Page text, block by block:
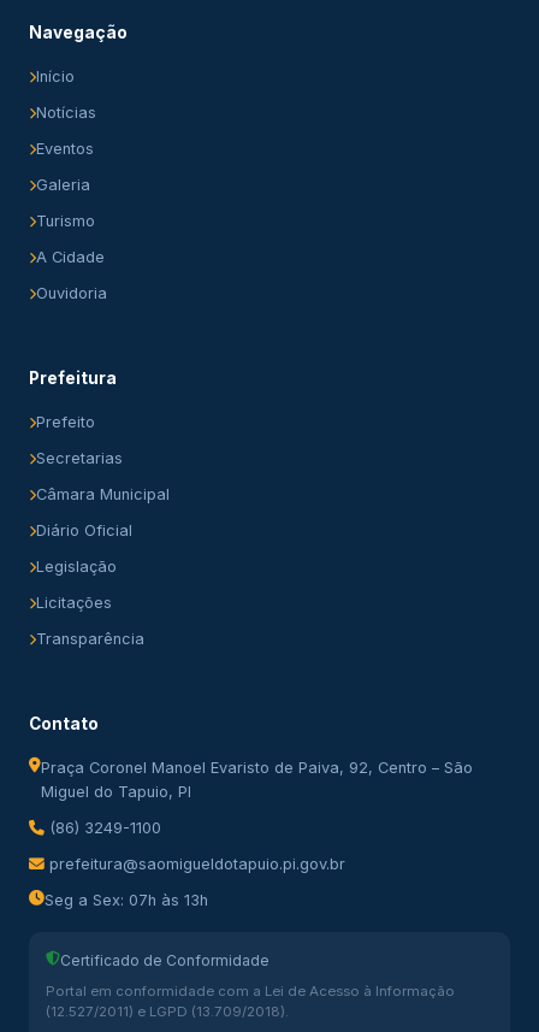
Navegação
Início
Notícias
Eventos
Galeria
Turismo
A Cidade
Ouvidoria
Prefeitura
Prefeito
Secretarias
Câmara Municipal
Diário Oficial
Legislação
Licitações
Transparência
Contato
Praça Coronel Manoel Evaristo de Paiva, 92, Centro – São
Miguel do Tapuio, PI
(86) 3249-1100
prefeitura@saomigueldotapuio.pi.gov.br
Seg a Sex: 07h às 13h
Certificado de Conformidade
Portal em conformidade com a Lei de Acesso à Informação
(12.527/2011) e LGPD (13.709/2018).